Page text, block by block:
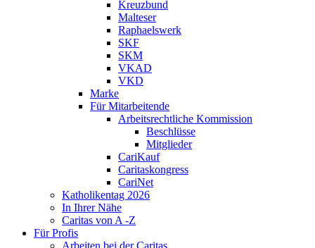
Kreuzbund
Malteser
Raphaelswerk
SKF
SKM
VKAD
VKD
Marke
Für Mitarbeitende
Arbeitsrechtliche Kommission
Beschlüsse
Mitglieder
CariKauf
Caritaskongress
CariNet
Katholikentag 2026
In Ihrer Nähe
Caritas von A -Z
Für Profis